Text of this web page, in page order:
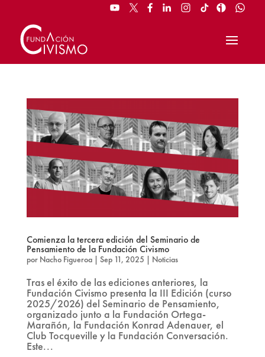
Comienza la tercera edición del Seminario de
Pensamiento de la Fundación Civismo
por Nacho Figueroa| Sep 11, 2025 Noticias
Tras el éxito de las ediciones anteriores, la
Fundación Civismo presenta la III Edición (curso
2025/2026) del Seminario de Pensamiento,
organizado junto a la Fundación Ortega-
Marañón, la Fundación Konrad Adenauer, el
Club Tocqueville y la Fundación Conversación.
Este...